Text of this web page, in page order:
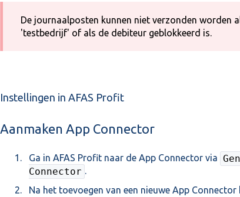
De journaalposten kunnen niet verzonden worden
'testbedrijf' of als de debiteur geblokkeerd is.
Instellingen in AFAS Profit
Aanmaken App Connector
Ga in AFAS Profit naar de App Connector via
Connector .
Na het toevoegen van een nieuwe App